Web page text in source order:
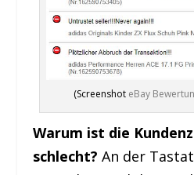
(Screenshot eBay
Warum ist die
schlecht? An der